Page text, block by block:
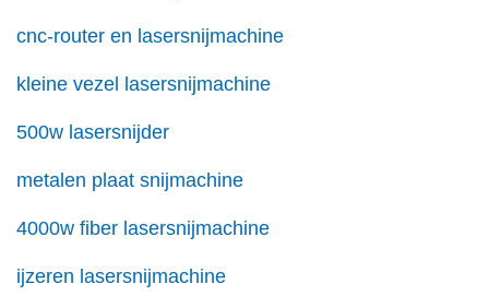
cnc-router en lasersnijmachine
kleine vezel lasersnijmachine
500w lasersnijder
metalen plaat snijmachine
4000w fiber lasersnijmachine
ijzeren lasersnijmachine